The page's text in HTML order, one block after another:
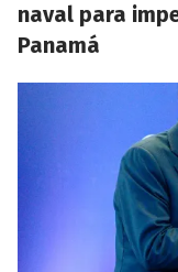
naval para
Panamá